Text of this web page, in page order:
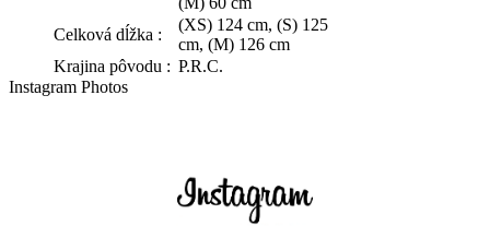
Celková dĺžka :
(XS) 124 cm, (S) 125
cm, (M) 126 cm
Krajina pôvodu : P.R.C.
Instagram Photos